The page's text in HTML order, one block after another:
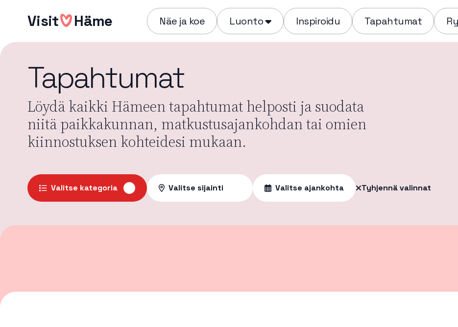
sisältöönVisit Häme Näe ja koe Luonto Inspiroidu Tapahtumat
Tapahtumat
Löydä kaikki Hämeen tapahtumat helposti ja suodata
niitä paikkakunnan, matkustusajankohdan tai omien
kiinnostuksen kohteidesi mukaan.
Valitse kategoria Valitse sijainti Valitse ajankohta Tyhjennä valinnat